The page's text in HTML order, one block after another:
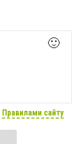
🙂
Правилами сайту